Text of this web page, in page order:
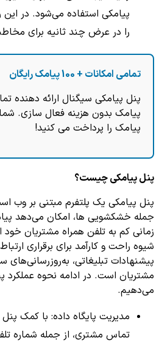
پیامکی استفاده می‌شود. در
را در عرض چند ثانیه برای
تمامی امکانات + 100 پیامک رایگان
پنل پیامکی سیگنال ارائه دهنده
پیامک بدون هزینه فعال سازی. شما
پیامک را پرداخت می کنید!
پنل پیامکی چیست؟
پنل پیامکی یک پلتفرم مبتنی بر وب
جمله خشکشویی ها، امکان می‌دهد
زمانی کم به تلفن همراه مشتریان خود
شیوه راحت و کارآمد برای برقراری
پیشنهادات تبلیغاتی، به‌روزرسانی‌های
مشتریان است. در ادامه نحوه عملکرد
می‌دهیم.
مدیریت پایگاه داده: با کمک
تماس مشتری، از جمله شماره